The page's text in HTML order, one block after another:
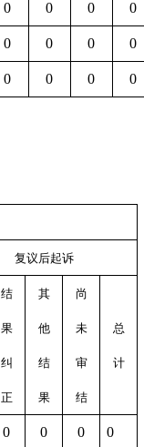
0 0 0 0
0 0 0 0
0 0 0 0
复议后起诉
结
果
纠
正
其
他
结
果
尚
未
审
结
总
计
0 0 0 0